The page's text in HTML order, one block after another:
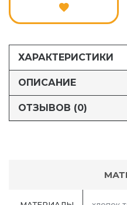
ХАРАКТЕРИСТИКИ
ОПИСАНИЕ
ОТЗЫВОВ (0)